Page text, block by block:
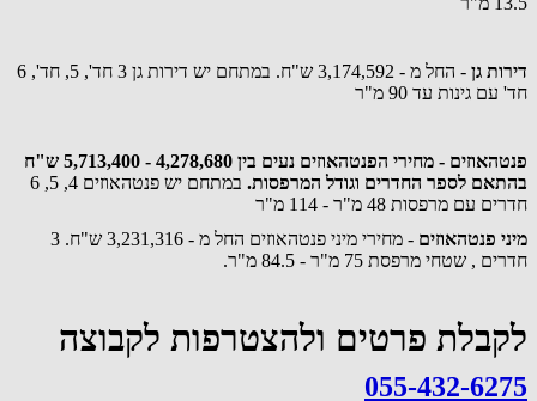
דירות גן
- החל מ - 3,174,592 ש"ח. במתחם יש דירות גן 3 חד', 5, חד', 6
חד' עם גינות עד 90 מ"ר
פנטהאוזים - מחירי הפנטהאוזים נעים בין 4,278,680 - 5,713,400 ש"ח
בהתאם לספר החדרים וגודל המרפסות.
במתחם יש פנטהאוזים 4, 5, 6
חדרים עם מרפסות 48 מ"ר - 114 מ"ר
מיני פנטהאוזים
- מחירי מיני פנטהאוזים החל מ - 3,231,316 ש"ח. 3
חדרים , שטחי מרפסת 75 מ"ר - 84.5 מ"ר.
לקבלת פרטים ולהצטרפות לקבוצה
055-432-6275